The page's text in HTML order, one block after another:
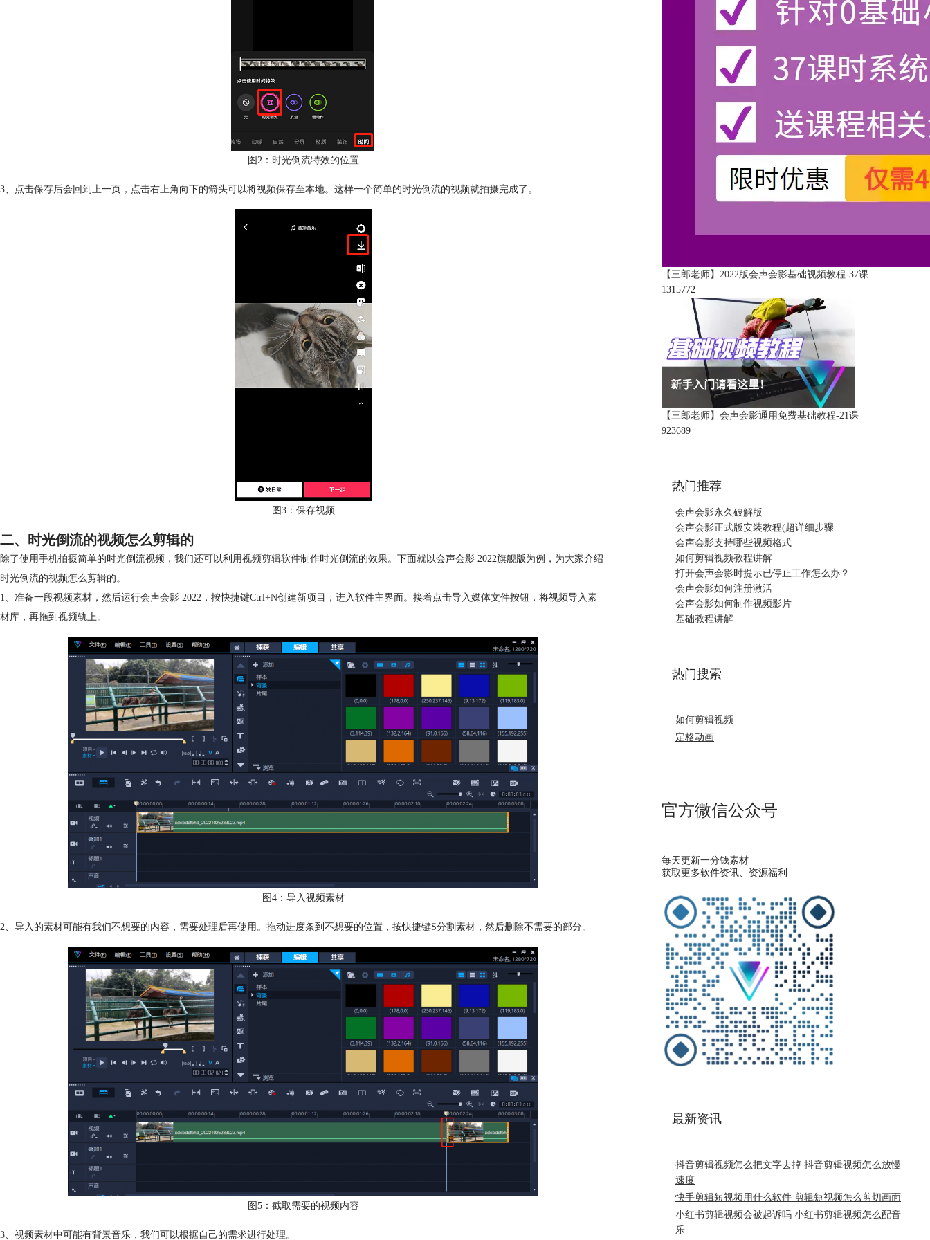
图2：时光倒流特效的位置
3、点击保存后会回到上一页，点击右上角向下的箭头可以将视频保存至本地。这样一个简单的时光倒流的视频就拍摄完成了。
图3：保存视频
二、时光倒流的视频怎么剪辑的
除了使用手机拍摄简单的时光倒流视频，我们还可以利用视频剪辑软件制作时光倒流的效果。下面就以会声会影 2022旗舰版为例，为大家介绍
时光倒流的视频怎么剪辑的。
1、准备一段视频素材，然后运行会声会影 2022，按快捷键Ctrl+N创建新项目，进入软件主界面。接着点击导入媒体文件按钮，将视频导入素
材库，再拖到视频轨上。
图4：导入视频素材
2、导入的素材可能有我们不想要的内容，需要处理后再使用。拖动进度条到不想要的位置，按快捷键S分割素材，然后删除不需要的部分。
图5：截取需要的视频内容
3、视频素材中可能有背景音乐，我们可以根据自己的需求进行处理。
【三郎老师】2022版会声会影基础视频教程-37课
1315772
【三郎老师】会声会影通用免费基础教程-21课
923689
热门推荐
会声会影永久破解版
会声会影正式版安装教程(超详细步骤
会声会影支持哪些视频格式
如何剪辑视频教程讲解
打开会声会影时提示已停止工作怎么办？
会声会影如何注册激活
会声会影如何制作视频影片
基础教程讲解
热门搜索
如何剪辑视频
定格动画
官方微信公众号
每天更新一分钱素材
获取更多软件资讯、资源福利
最新资讯
抖音剪辑视频怎么把文字去掉 抖音剪辑视频怎么放慢
速度
快手剪辑短视频用什么软件 剪辑短视频怎么剪切画面
小红书剪辑视频会被起诉吗 小红书剪辑视频怎么配音
乐